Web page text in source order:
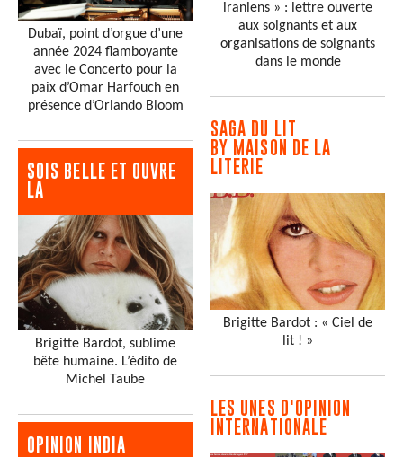
Dubaï, point d’orgue d’une
année 2024 flamboyante
avec le Concerto pour la
paix d’Omar Harfouch en
présence d’Orlando Bloom
SOIS BELLE ET OUVRE
LA
Brigitte Bardot, sublime
bête humaine. L’édito de
Michel Taube
OPINION INDIA
iraniens » : lettre ouverte
aux soignants et aux
organisations de soignants
dans le monde
SAGA DU LIT
BY MAISON DE LA
LITERIE
Brigitte Bardot : « Ciel de
lit ! »
LES UNES D'OPINION
INTERNATIONALE